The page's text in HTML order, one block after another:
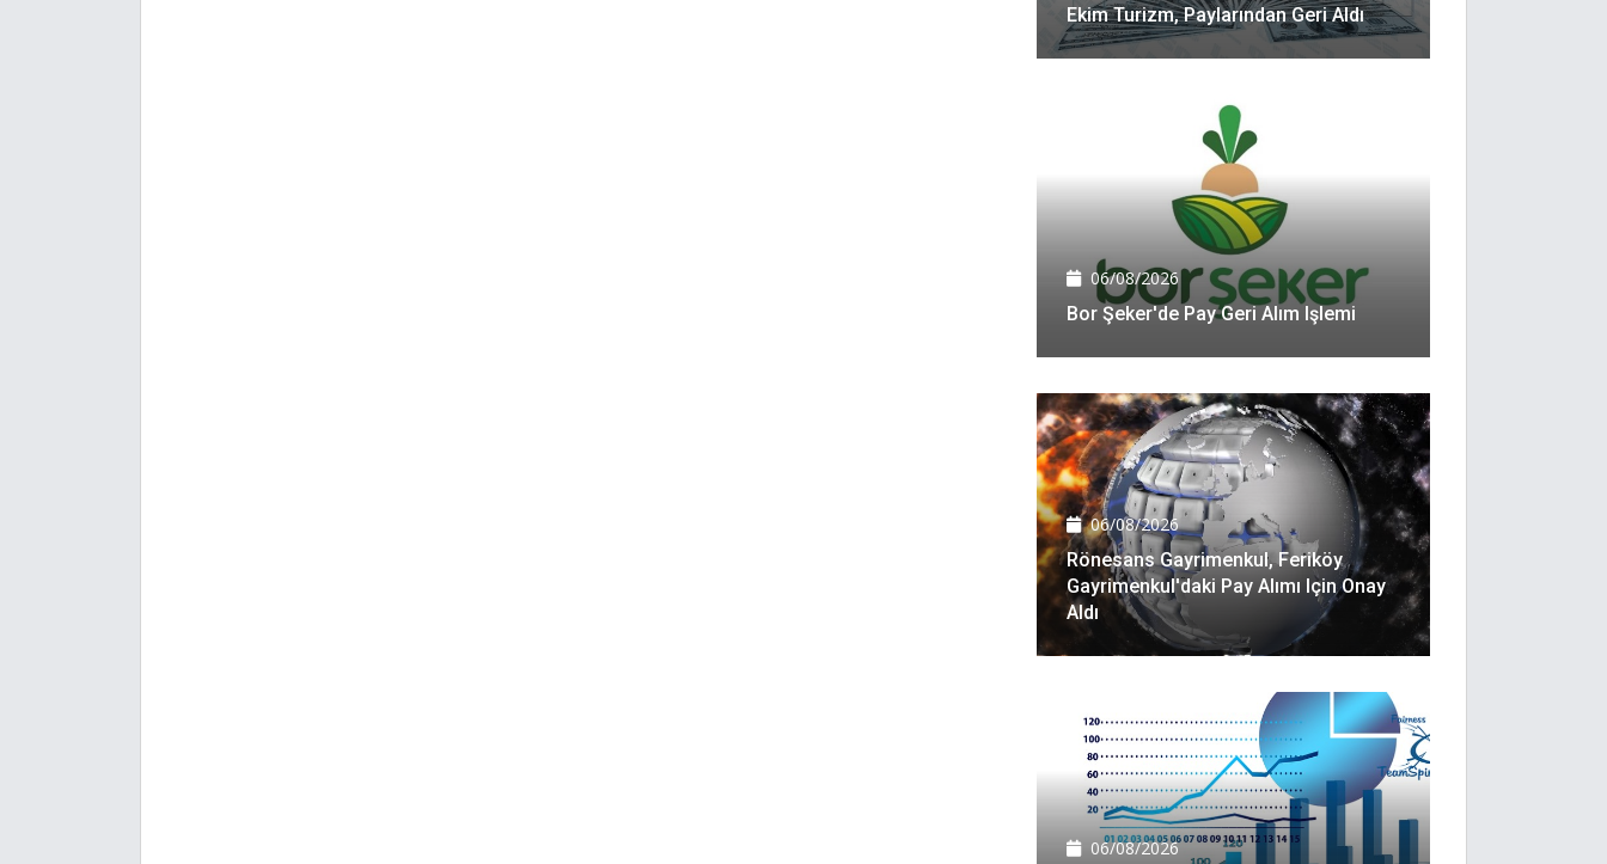
Ekim Turizm, Paylarından Geri Aldı
06/08/2026
Bor Şeker'de Pay Geri Alım Işlemi
06/08/2026
Rönesans Gayrimenkul, Feriköy
Gayrimenkul'daki Pay Alımı Için Onay
Aldı
06/08/2026